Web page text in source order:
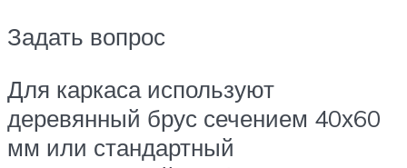
Задать вопрос
Для каркаса используют
деревянный брус сечением 40х60
мм или стандартный